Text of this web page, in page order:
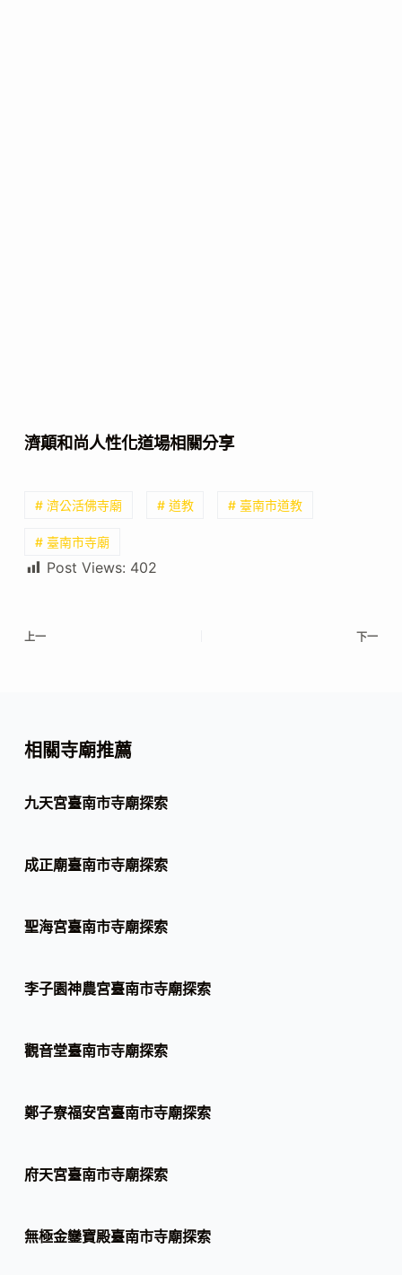
濟顛和尚人性化道場相關分享
# 濟公活佛寺廟 # 道教 # 臺南市道教
# 臺南市寺廟
Post Views: 402
上一 下一
相關寺廟推薦
九天宮臺南市寺廟探索
成正廟臺南市寺廟探索
聖海宮臺南市寺廟探索
李子園神農宮臺南市寺廟探索
觀音堂臺南市寺廟探索
鄭子寮福安宮臺南市寺廟探索
府天宮臺南市寺廟探索
無極金鑾寶殿臺南市寺廟探索